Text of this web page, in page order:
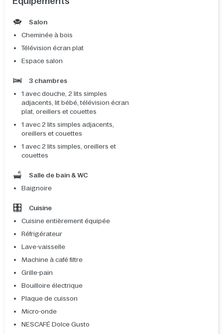
Salon
Cheminée à bois
Télévision écran plat
Espace salon
3 chambres
1 avec douche, 2 lits simples
adjacents, lit bébé, télévision écran
plat, oreillers et couettes
1 avec 2 lits simples adjacents,
oreillers et couettes
1 avec 2 lits simples, oreillers et
couettes
Salle de bain & WC
Baignoire
Cuisine
Cuisine entièrement équipée
Réfrigérateur
Lave-vaisselle
Machine à café filtre
Grille-pain
Bouilloire électrique
Plaque de cuisson
Micro-onde
NESCAFÉ Dolce Gusto